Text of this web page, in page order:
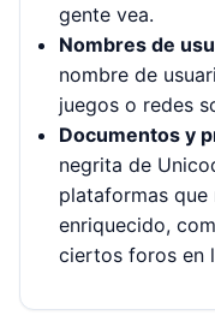
gente vea.
Nombres de
nombre de
juegos o redes
Documentos y
negrita de
plataformas
enriquecido,
ciertos foros en